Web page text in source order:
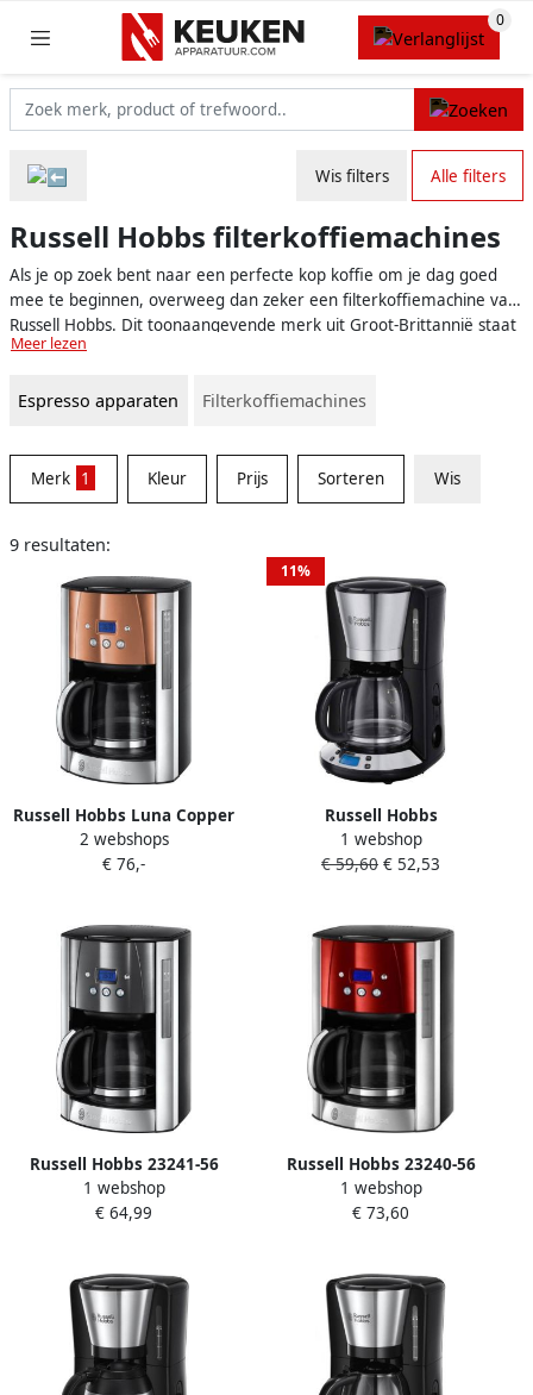
Wis filters Alle filters
Russell Hobbs filterkoffiemachines
Als je op zoek bent naar een perfecte kop koffie om je dag goed
mee te beginnen, overweeg dan zeker een filterkoffiemachine van
Russell Hobbs. Dit toonaangevende merk uit Groot-Brittannië staat
bekend om zijn stijlvolle en gebruiksvriendelijke keukenapparatuur
Hobbs biedt je alles wat je nodig hebt voor het zetten van jouw
Meer lezen
Espresso apparaten Filterkoffiemachines
Merk 1 Kleur Prijs Sorteren Wis
9 resultaten:
Russell Hobbs Luna Copper
24320-56 Filter
Koffiezetapparaat
2 webshops
€ 76,-
11%
Russell Hobbs
Programmeerbaar
filterkoffiezetapparaat 15
1 webshop
€ 59,60 € 52,53
Russell Hobbs 23241-56
Luna Moonlight Grey
Filterkoffiezetapparaat met
1 webshop
€ 64,99
Russell Hobbs 23240-56
Luna Solar Red
Filterkoffiezetapparaat met
1 webshop
€ 73,60